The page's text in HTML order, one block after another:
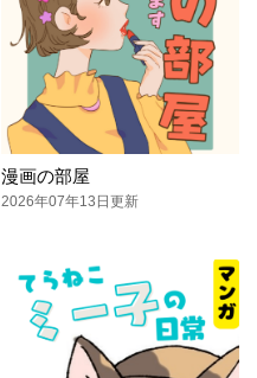
漫画の部屋
2026年07年13日更新